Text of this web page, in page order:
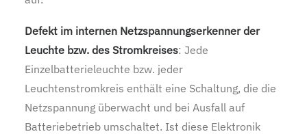
Defekt im internen Netzspannungserkenner der
Leuchte bzw. des Stromkreises: Jede
Einzelbatterieleuchte bzw. jeder
Leuchtenstromkreis enthält eine Schaltung, die die
Netzspannung überwacht und bei Ausfall auf
Batteriebetrieb umschaltet. Ist diese Elektronik